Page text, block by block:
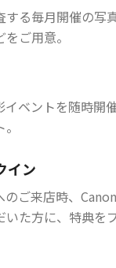
する毎月開催の写
ご用意。
イベントを随時開
イン
のご来店時、
いた方に、特典を